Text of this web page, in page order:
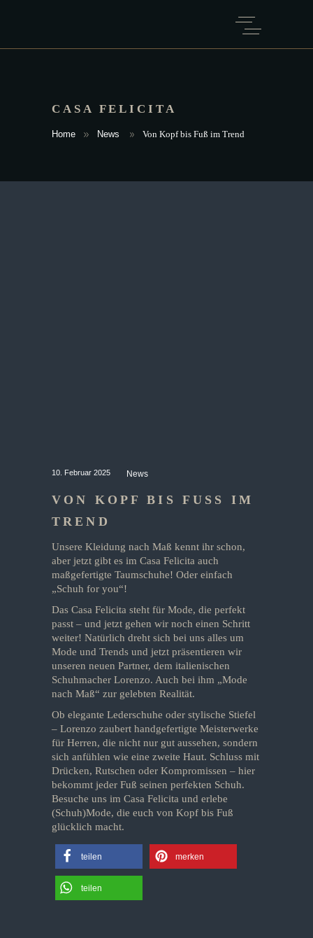
CASA FELICITA
Home News Von Kopf bis Fuß im Trend
10. Februar 2025 News
VON KOPF BIS FUSS IM T
REND
Unsere Kleidung nach Maß kennt ihr schon,
aber jetzt gibt es im Casa Felicita auch
maßgefertigte Taumschuhe! Oder einfach
„Schuh for you“!
Das Casa Felicita steht für Mode, die perfekt
passt – und jetzt gehen wir noch einen Schritt
weiter! Natürlich dreht sich bei uns alles um
Mode und Trends und jetzt präsentieren wir
unseren neuen Partner, dem italienischen
Schuhmacher Lorenzo. Auch bei ihm „Mode
nach Maß“ zur gelebten Realität.
Ob elegante Lederschuhe oder stylische Stiefel
– Lorenzo zaubert handgefertigte Meisterwerke
für Herren, die nicht nur gut aussehen, sondern
sich anfühlen wie eine zweite Haut. Schluss mit
Drücken, Rutschen oder Kompromissen – hier
bekommt jeder Fuß seinen perfekten Schuh.
Besuche uns im Casa Felicita und erlebe
(Schuh)Mode, die euch von Kopf bis Fuß
glücklich macht.
teilen merken
teilen